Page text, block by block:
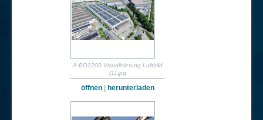
A-BO2200 Visualisierung Luftbild
(1).jpg
öffnen| herunterladen